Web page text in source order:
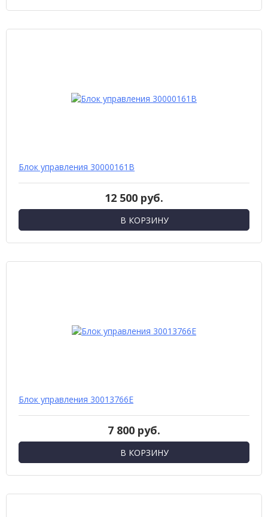
Блок управления 30000161В
12 500 руб.
В КОРЗИНУ
Блок управления 30013766Е
7 800 руб.
В КОРЗИНУ